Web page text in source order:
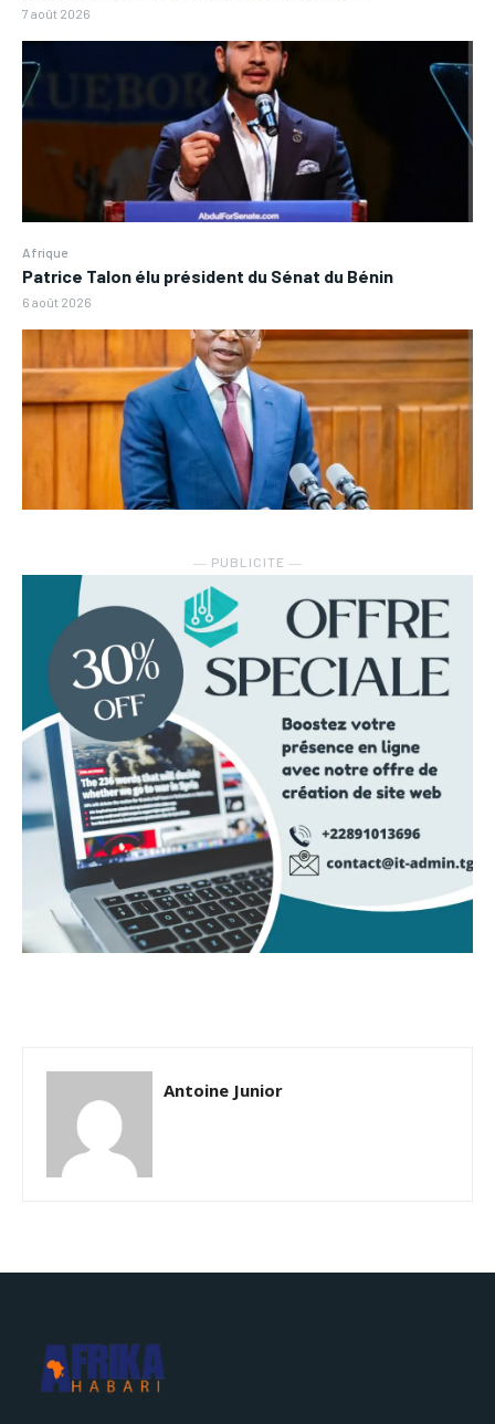
7 août 2026
Afrique
Patrice Talon élu président du Sénat du Bénin
6 août 2026
― PUBLICITE ―
Antoine Junior